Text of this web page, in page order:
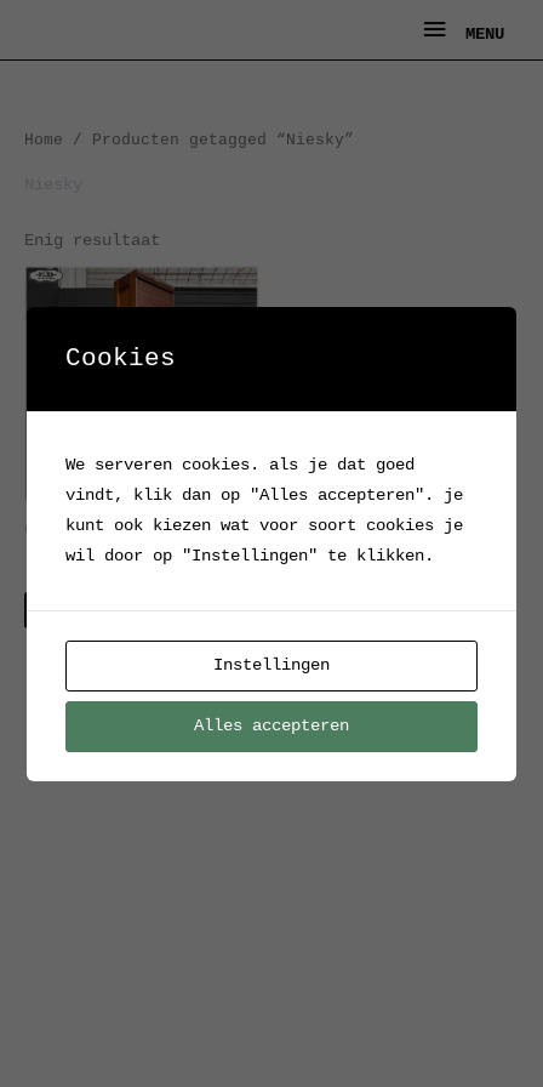
MENU
MENU
Home / Producten getagged “Niesky”
Enig resultaat
Oude, hoge, houten
roldeurkast
Verkocht
Cookies
We serveren cookies. als je dat goed
vindt, klik dan op "Alles accepteren". je
kunt ook kiezen wat voor soort cookies je
wil door op "Instellingen" te klikken.
Instellingen
Alles accepteren